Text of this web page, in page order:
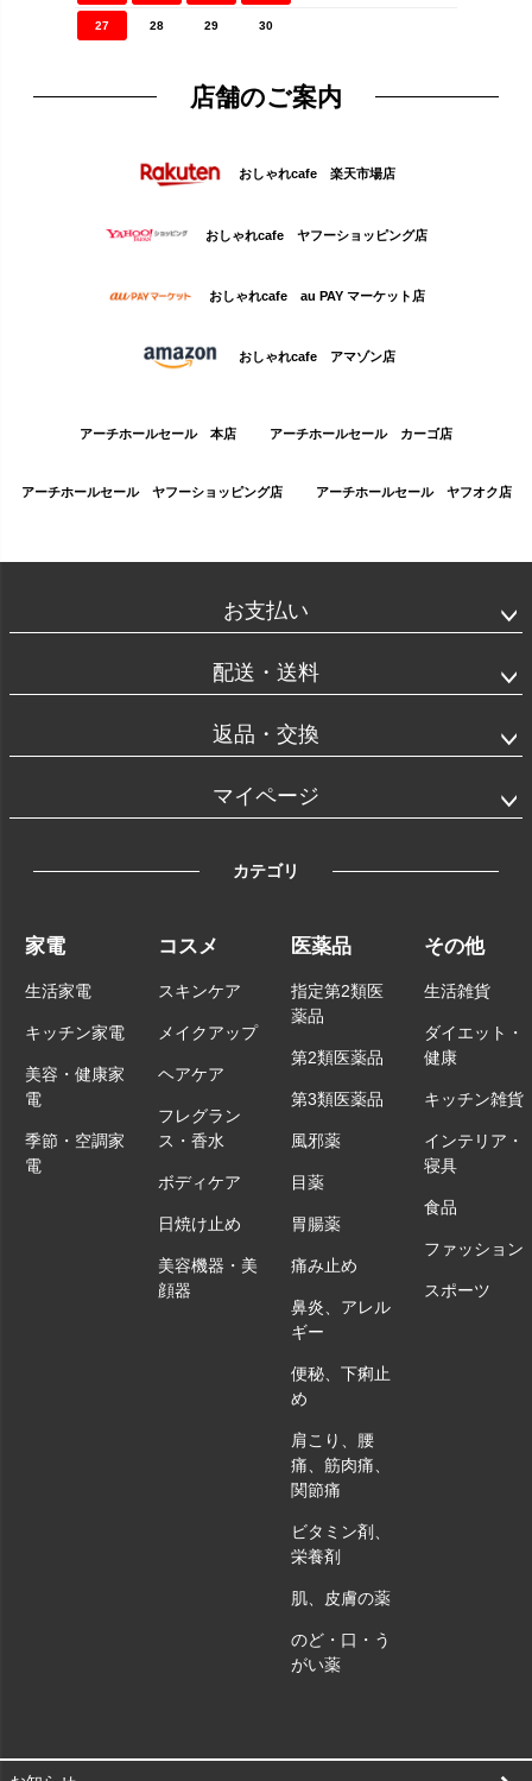
27 28 29 30
店舗のご案内
おしゃれcafe 楽天市場店
おしゃれcafe ヤフーショッピング店
おしゃれcafe au PAY マーケット店
おしゃれcafe アマゾン店
アーチホールセール 本店 アーチホールセール カーゴ店
アーチホールセール ヤフーショッピング店 アーチホールセール ヤフオク店
お支払い
配送・送料
返品・交換
マイページ
カテゴリ
家電
生活家電
キッチン家電
美容・健康家
電
季節・空調家
電
コスメ
スキンケア
メイクアップ
ヘアケア
フレグラン
ス・香水
ボディケア
日焼け止め
美容機器・美
顔器
医薬品
指定第2類医
薬品
第2類医薬品
第3類医薬品
風邪薬
目薬
胃腸薬
痛み止め
鼻炎、アレル
ギー
便秘、下痢止
め
肩こり、腰
痛、筋肉痛、
関節痛
ビタミン剤、
栄養剤
肌、皮膚の薬
のど・口・う
がい薬
その他
生活雑貨
ダイエット・
健康
キッチン雑貨
インテリア・
寝具
食品
ファッション
スポーツ